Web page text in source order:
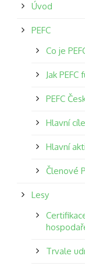
Úvod
PEFC
Co je
Jak PEFC
PEFC
Hlavní
Hlavní
Členové
Lesy
Trvale